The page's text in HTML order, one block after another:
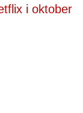
i oktober